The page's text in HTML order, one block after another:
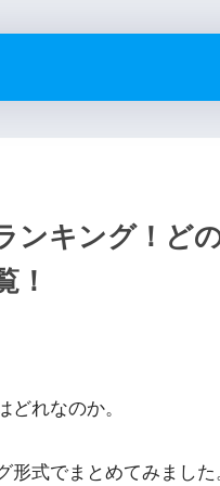
ンキング！ど
！
どれなのか。
式でまとめてみました